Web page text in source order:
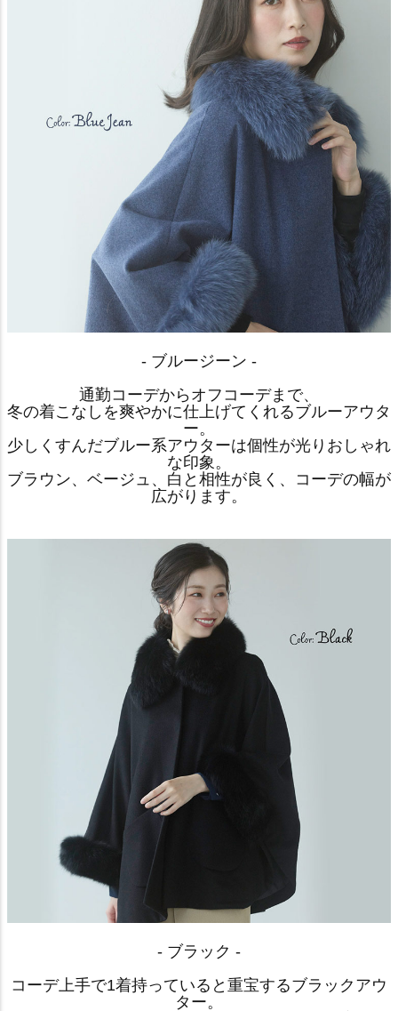
- ブルージーン -
通勤コーデからオフコーデまで、
冬の着こなしを爽やかに仕上げてくれるブルーアウタ
ー。
少しくすんだブルー系アウターは個性が光りおしゃれ
な印象。
ブラウン、ベージュ、白と相性が良く、コーデの幅が
広がります。
- ブラック -
コーデ上手で1着持っていると重宝するブラックアウ
ター。